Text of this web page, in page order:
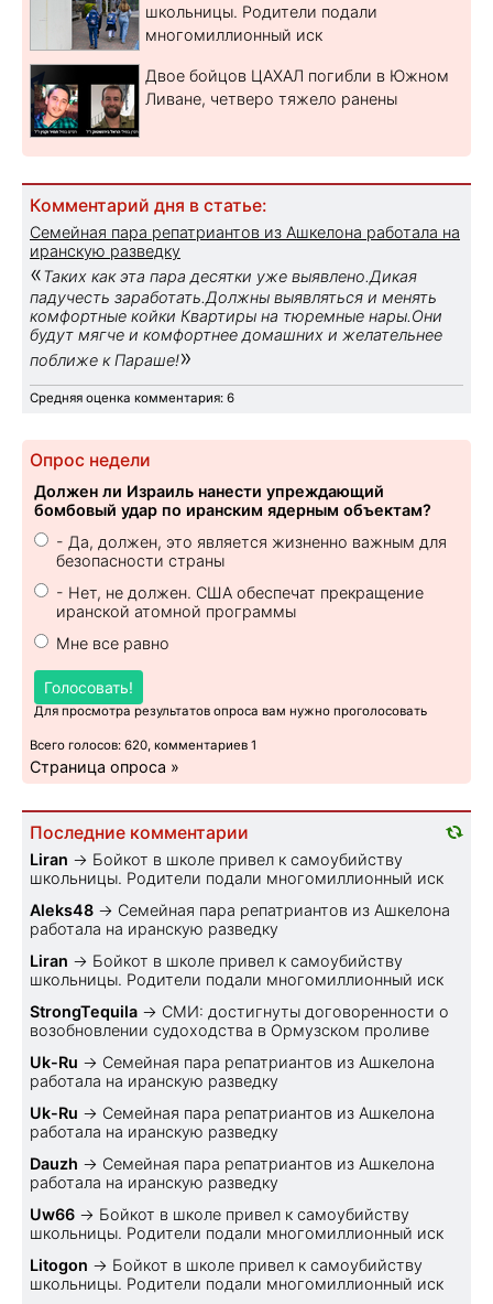
школьницы. Родители подали
многомиллионный иск
Двое бойцов ЦАХАЛ погибли в Южном
Ливане, четверо тяжело ранены
Комментарий дня в статье:
Семейная пара репатриантов из Ашкелона работала на
иранскую разведку
«Таких как эта пара десятки уже выявлено.Дикая
падучесть заработать.Должны выявляться и менять
комфортные койки Квартиры на тюремные нары.Они
будут мягче и комфортнее домашних и желательнее
поближе к Параше!»
Средняя оценка комментария: 6
Опрос недели
Должен ли Израиль нанести упреждающий
бомбовый удар по иранским ядерным объектам?
- Да, должен, это является жизненно важным для
безопасности страны
- Нет, не должен. США обеспечат прекращение
иранской атомной программы
Мне все равно
Голосовать!
Для просмотра результатов опроса вам нужно проголосовать
Всего голосов: 620, комментариев 1
Страница опроса »
Последние комментарии
Liran → Бойкот в школе привел к самоубийству
школьницы. Родители подали многомиллионный иск
Aleks48 → Семейная пара репатриантов из Ашкелона
работала на иранскую разведку
Liran → Бойкот в школе привел к самоубийству
школьницы. Родители подали многомиллионный иск
StrongTequila → СМИ: достигнуты договоренности о
возобновлении судоходства в Ормузском проливе
Uk-Ru → Семейная пара репатриантов из Ашкелона
работала на иранскую разведку
Uk-Ru → Семейная пара репатриантов из Ашкелона
работала на иранскую разведку
Dauzh → Семейная пара репатриантов из Ашкелона
работала на иранскую разведку
Uw66 → Бойкот в школе привел к самоубийству
школьницы. Родители подали многомиллионный иск
Litogon → Бойкот в школе привел к самоубийству
школьницы. Родители подали многомиллионный иск